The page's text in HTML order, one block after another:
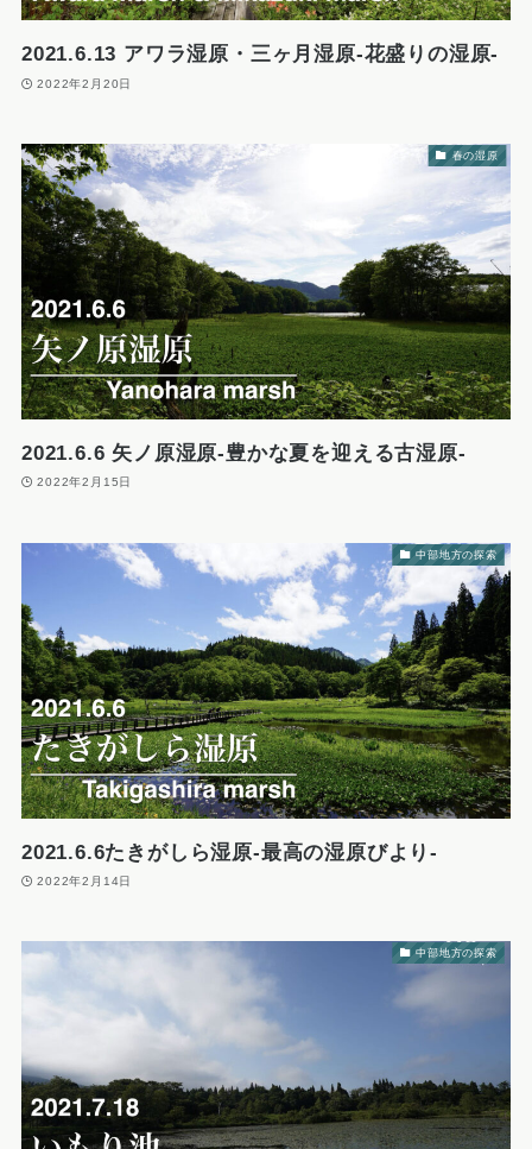
2021.6.13 アワラ湿原・三ヶ月湿原-花盛りの湿原-
2022年2月20日
春の湿原
2021.6.6 矢ノ原湿原-豊かな夏を迎える古湿原-
2022年2月15日
中部地方の探索
2021.6.6たきがしら湿原-最高の湿原びより-
2022年2月14日
中部地方の探索